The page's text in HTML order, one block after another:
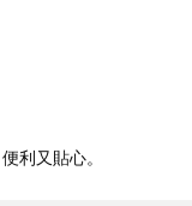
利又貼心。